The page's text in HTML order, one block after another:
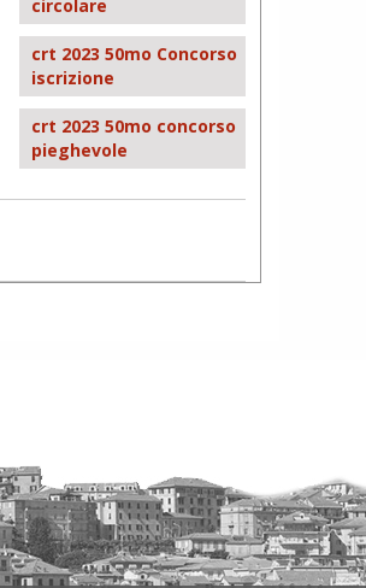
circolare
crt 2023 50mo Concorso
iscrizione
crt 2023 50mo concorso
pieghevole